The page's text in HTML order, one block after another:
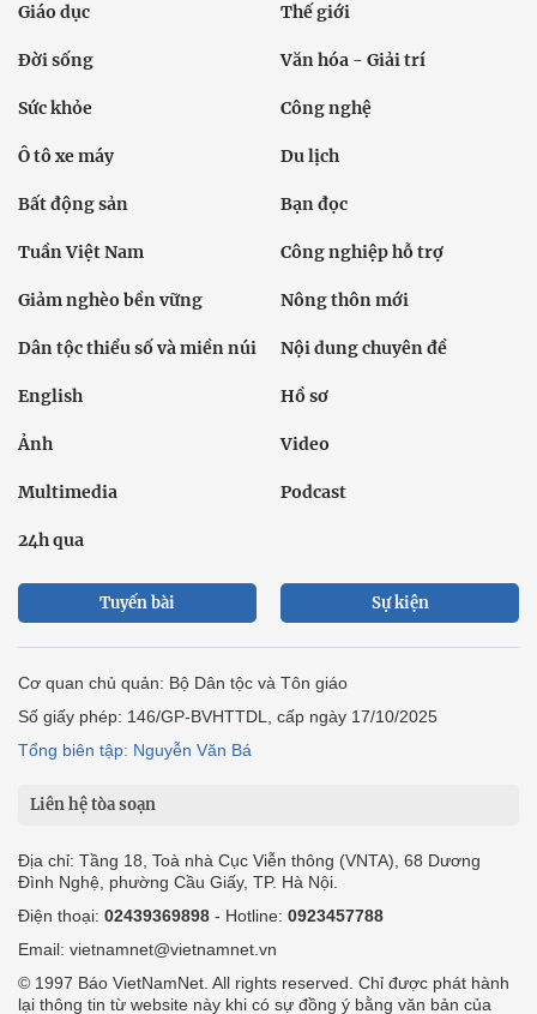
Giáo dục Thế giới
Đời sống Văn hóa - Giải trí
Sức khỏe Công nghệ
Ô tô xe máy Du lịch
Bất động sản Bạn đọc
Tuần Việt Nam Công nghiệp hỗ trợ
Giảm nghèo bền vững Nông thôn mới
Dân tộc thiểu số và miền núi Nội dung chuyên đề
English Hồ sơ
Ảnh Video
Multimedia Podcast
24h qua
Tuyến bài Sự kiện
Cơ quan chủ quản: Bộ Dân tộc và Tôn giáo
Số giấy phép: 146/GP-BVHTTDL, cấp ngày 17/10/2025
Tổng biên tập: Nguyễn Văn Bá
Liên hệ tòa soạn
Địa chỉ: Tầng 18, Toà nhà Cục Viễn thông (VNTA), 68 Dương
Đình Nghệ, phường Cầu Giấy, TP. Hà Nội.
Điện thoại: 02439369898 - Hotline: 0923457788
Email: vietnamnet@vietnamnet.vn
© 1997 Báo VietNamNet. All rights reserved. Chỉ được phát hành
lại thông tin từ website này khi có sự đồng ý bằng văn bản của